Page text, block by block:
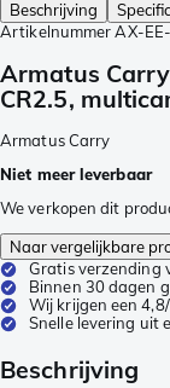
Beschrijving
Artikelnummer AX-
Armatus
CR2.5,
Armatus Carry
Niet meer leverbaar
We verkopen dit
Naar vergelijkbare
Gratis verzending
Binnen 30 dagen
Wij krijgen een
Snelle levering uit
Beschrijving